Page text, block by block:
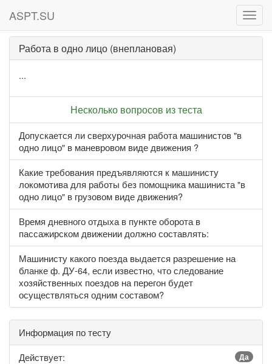
ASPT.SU
Работа в одно лицо (внеплановая)
...
Несколько вопросов из теста
Допускается ли сверхурочная работа машинистов "в
одно лицо" в маневровом виде движения ?
Какие требования предъявляются к машинисту
локомотива для работы без помощника машиниста "в
одно лицо" в грузовом виде движения?
Время дневного отдыха в пункте оборота в
пассажирском движении должно составлять:
Машинисту какого поезда выдается разрешение на
бланке ф. ДУ-64, если известно, что следование
хозяйственных поездов на перегон будет
осуществляться одним составом?
Информация по тесту
Действует:
Да